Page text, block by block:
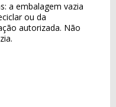
a embalagem vazia
ou da
autorizada. Não